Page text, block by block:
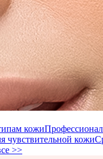
кожи
чувствительной кожи
>>